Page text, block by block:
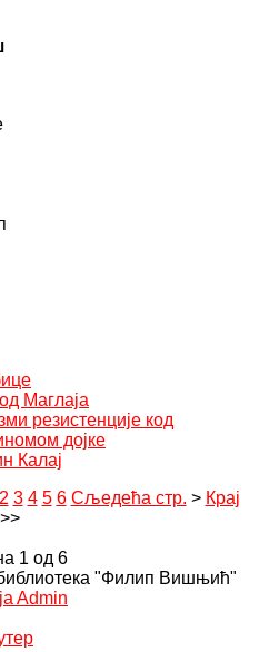
Маглаја
резистенције код
дојке
Калај
2 3 4 5 6 Сљедећа стр. > Крај
>>
1 од 6
"Филип Вишњић"
Admin